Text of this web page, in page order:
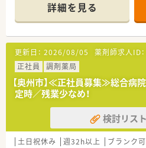
【店舗情報と応需状況について】
■水沢駅から車で6分ほどの場
が可能で毎日の通勤の負担を少
■内科をはじめとする複数科目
枚ほど応需している忙しくもや
■薬剤師は常勤3名とパート4名
て日々の調剤業務をスムーズに
【法人特徴について】
■地域に根ざした医療の提供を
添った温かみのある薬局運営
■従業員が長く安心して働き続
の福利厚生制度の充実を図る
詳細を見る
更新日： 2026/08/05 薬剤師求人ID：
正社員
調剤薬局
【奥州市】≪正社員募集≫総合病
定時／残業少なめ！
検討リス
土日祝休み 週32h以上 ブランク可